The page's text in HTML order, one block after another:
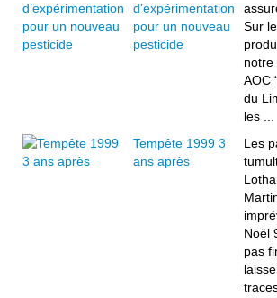
d’expérimentation
pour un nouveau
pesticide
Sur
notre
AOC
du
les ...
Tempête 1999 3
ans après
Les
Noël
pas